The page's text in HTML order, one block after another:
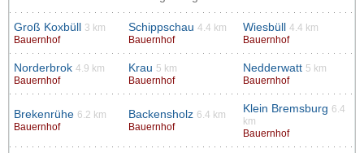
Groß Koxbüll 3 km
Bauernhof
Schippschau 4.4 km
Bauernhof
Wiesbüll 4.4 km
Bauernhof
Norderbrok 4.9 km
Bauernhof
Krau 5 km
Bauernhof
Nedderwatt 5 km
Bauernhof
Brekenrühe 6.2 km
Bauernhof
Backensholz 6.4 km
Bauernhof
Klein Bremsburg 6.4
km
Bauernhof